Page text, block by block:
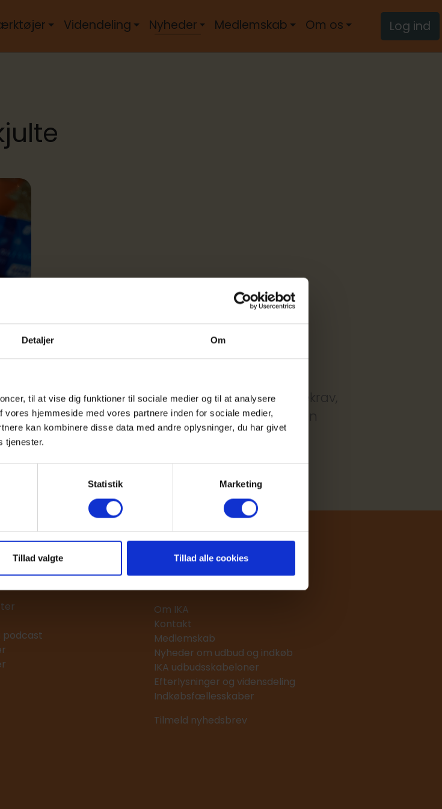
Detaljer Om
til at vise dig funktioner til sociale medier og til at analysere
hjemmeside med vores partnere inden for sociale medier,
kan kombinere disse data med andre oplysninger, du har givet
tjenester.
Statistik Marketing
Tillad valgte Tillad alle cookies
Videndeling Nyheder Medlemskab Om os Log ind
fastslået, at et krav kan udgøre et mindstekrav,
i udbudsmaterialet. Kendelsen belyser desuden
og den endelige evalueringsrapport.
podcast
Om IKA
Om IKA
Kontakt
Medlemskab
Nyheder om udbud og indkøb
IKA udbudsskabeloner
Efterlysninger og vidensdeling
Indkøbsfællesskaber
Tilmeld nyhedsbrev